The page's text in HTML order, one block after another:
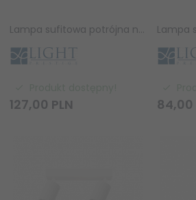
Lampa sufitowa potrójna natynkowa nowoczesna tuba regulowana spot sufitowy biały Virella LP-4930/3WS WH Light Prestige
127,00 PLN 84,00